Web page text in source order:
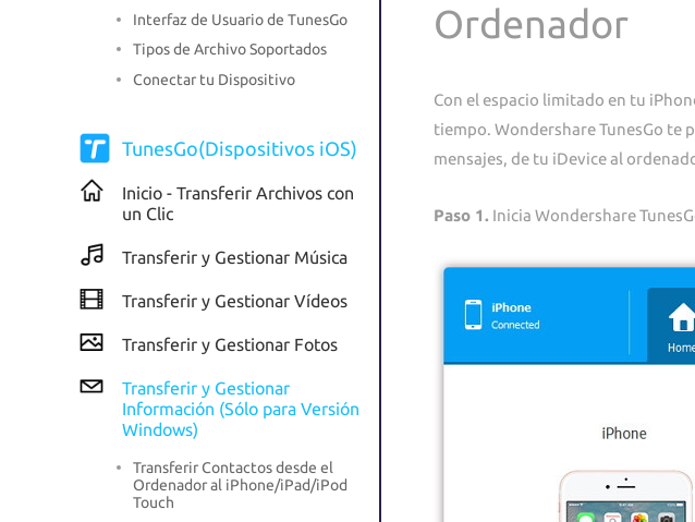
Interfaz de Usuario de TunesGo
Tipos de Archivo Soportados
Conectar tu Dispositivo
TunesGo(Dispositivos iOS)
Inicio - Transferir Archivos con
un Clic
Transferir y Gestionar Música
Transferir y Gestionar Vídeos
Transferir y Gestionar Fotos
Transferir y Gestionar
Información (Sólo para Versión
Windows)
Transferir Contactos desde el
Ordenador al iPhone/iPad/iPod
Touch
Ordenador
Con el espacio limitado en tu
tiempo. Wondershare TunesGo te
mensajes, de tu iDevice al
Paso 1. Inicia Wondershare